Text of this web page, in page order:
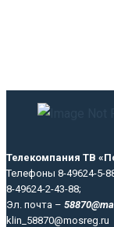
Телекомпания ТВ
Телефоны 8-49624-5-
8-49624-2-43-88;
Эл. почта –
klin_58870@mosreg.ru